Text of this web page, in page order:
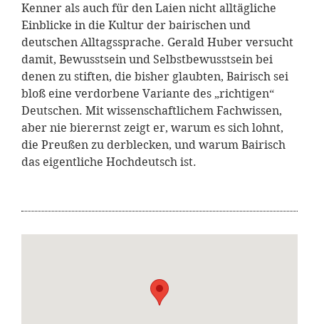
Kenner als auch für den Laien nicht alltägliche
Einblicke in die Kultur der bairischen und
deutschen Alltagssprache. Gerald Huber versucht
damit, Bewusstsein und Selbstbewusstsein bei
denen zu stiften, die bisher glaubten, Bairisch sei
bloß eine verdorbene Variante des „richtigen“
Deutschen. Mit wissenschaftlichem Fachwissen,
aber nie bierernst zeigt er, warum es sich lohnt,
die Preußen zu derblecken, und warum Bairisch
das eigentliche Hochdeutsch ist.